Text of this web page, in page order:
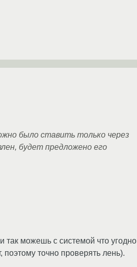
было ставить только через
будет предложено его
так можешь с системой что угодно
точно проверять лень).